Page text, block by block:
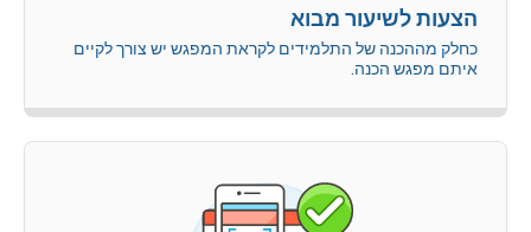
הצעות לשיעור מבוא
כחלק מההכנה של התלמידים לקראת המפגש יש צורך לקיים
איתם מפגש הכנה.